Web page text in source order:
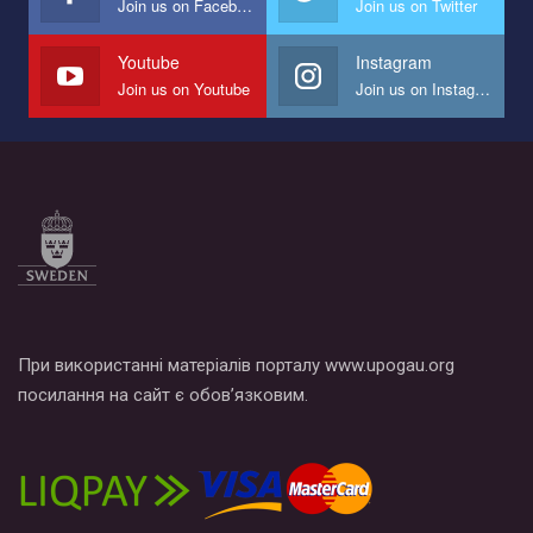
Мы просим вас поддержать нас и помочь нам реализовать
наш план по борьбе с насилием и дискриминацией на почве
СОГИ в Украине.
Все, что вам нужно сделать - это зайти на наш канал YouTube
по этой ссылке и поставить лайк под видео.
Join us on Facebook Join us on Twitter
Youtube
Join us on Youtube
Instagram
Join us on Instagram
При використанні матеріалів порталу www.upogau.org
посилання на сайт є обов’язковим.